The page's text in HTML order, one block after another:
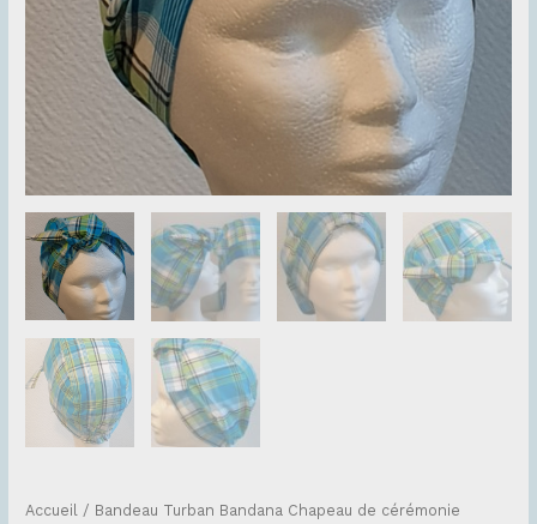
Accueil / Bandeau Turban Bandana Chapeau de cérémonie